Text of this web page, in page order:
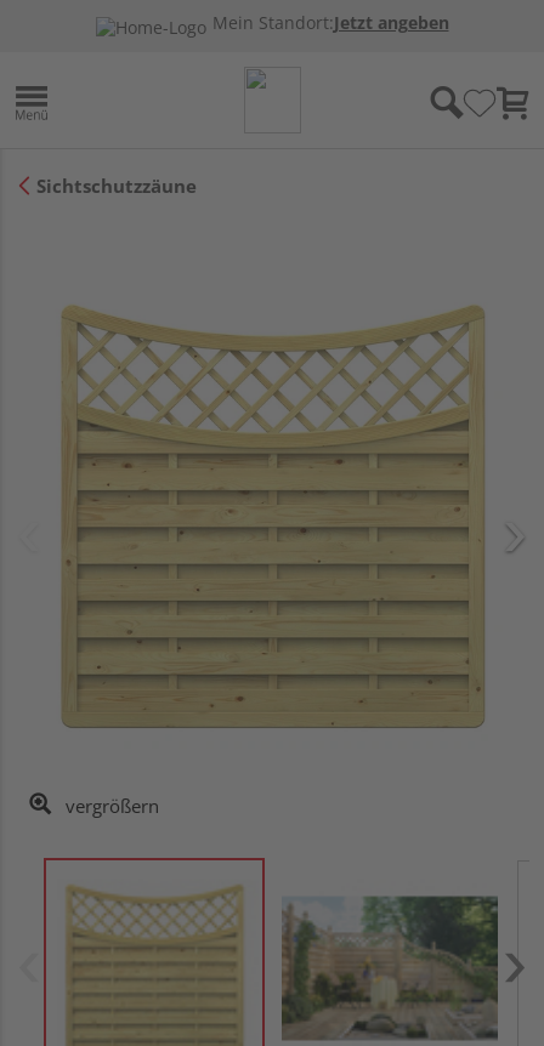
Mein Standort:Jetzt angeben
Sichtschutzzäune
vergrößern